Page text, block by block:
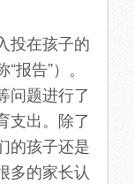
投在孩子的
告”）。
问题进行了
支出。除了
的孩子还是
多的家长认